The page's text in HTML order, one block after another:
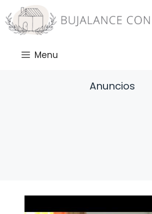
Saltar
al
contenido
Menu
Anuncios